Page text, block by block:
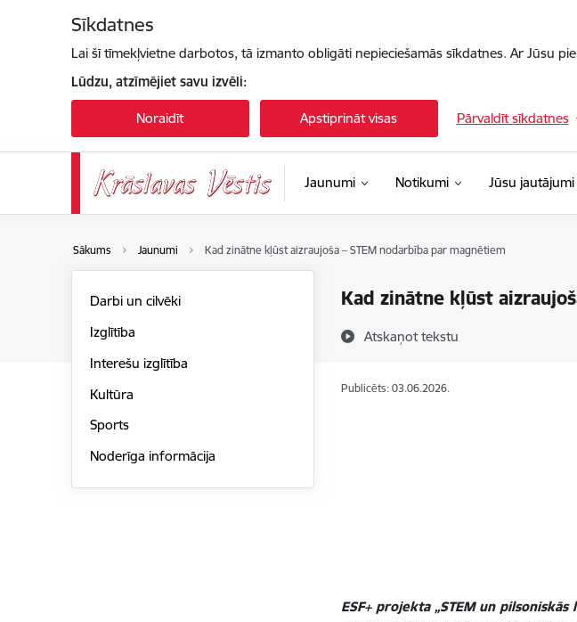
Sīkdatnes
Lai šī tīmekļvietne darbotos, tā izmanto obligāti nepieciešamās sīkdatnes. Ar Jūsu
Lūdzu, atzīmējiet savu izvēli:
Noraidīt Apstiprināt visas Pārvaldīt sīkdatnes
Jaunumi Notikumi Jūsu jautājumi
Sākums Jaunumi Kad zinātne kļūst aizraujoša – STEM nodarbība par magnētiem
Kad zinātne kļūst
Atskaņot tekstu
Darbi un cilvēki
Izglītība
Interešu izglītība
Kultūra
Sports
Noderīga informācija
Publicēts: 03.06.2026.
ESF+ projekta „STEM un